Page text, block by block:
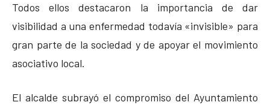
Todos ellos destacaron la importancia de dar
visibilidad a una enfermedad todavía «invisible» para
gran parte de la sociedad y de apoyar el movimiento
asociativo local.
El alcalde subrayó el compromiso del Ayuntamiento